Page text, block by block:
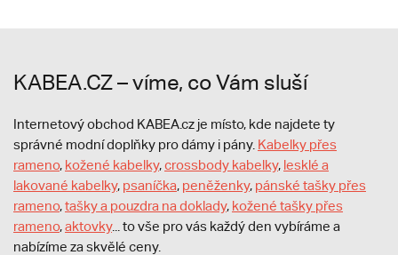
KABEA.CZ – víme, co Vám sluší
Internetový obchod KABEA.cz je místo, kde najdete ty
správné modní doplňky pro dámy i pány. Kabelky přes
rameno, kožené kabelky,crossbody kabelky, lesklé a
lakované kabelky, psaníčka, peněženky, pánské tašky přes
rameno,tašky a pouzdra na doklady, kožené tašky přes
rameno,aktovky... to vše pro vás každý den vybíráme a
nabízíme za skvělé ceny.